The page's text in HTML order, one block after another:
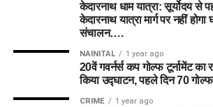
केदारनाथ धाम यात्रा: सूर्योदय से
केदारनाथ यात्रा मार्ग पर नहीं
संचालन….
NAINITAL 1 year ago
20वें गवर्नर्स कप गोल्फ टूर्नामेंट का
किया उद्घाटन, पहले दिन 70
CRIME 1 year ago